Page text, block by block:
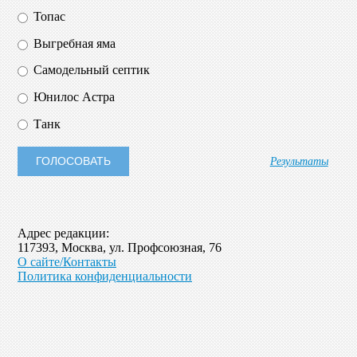
Топас
Выгребная яма
Самодельный септик
Юнилос Астра
Танк
Результаты
Адрес редакции:
117393, Москва, ул. Профсоюзная, 76
О сайте/Контакты
Политика конфиденциальности